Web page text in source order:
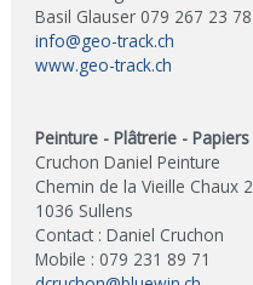
Basil Glauser 079 267 23 78
info@geo-track.ch
www.geo-track.ch
Peinture - Plâtrerie -
Cruchon Daniel Peinture
Chemin de la Vieille Chaux 2
1036 Sullens
Contact : Daniel Cruchon
Mobile : 079 231 89 71